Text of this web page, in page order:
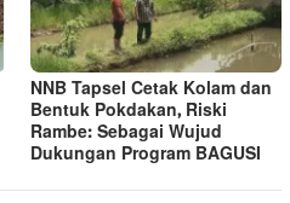
NNB Tapsel Cetak Kolam dan
Bentuk Pokdakan, Riski
Rambe: Sebagai Wujud
Dukungan Program BAGUSI